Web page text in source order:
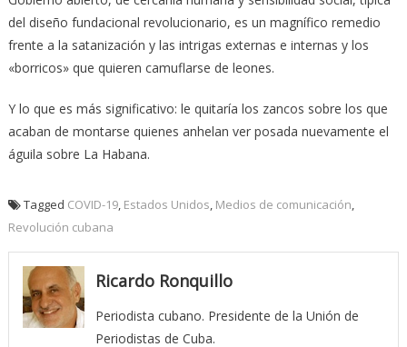
del diseño fundacional revolucionario, es un magnífico remedio
frente a la satanización y las intrigas externas e internas y los
«borricos» que quieren camuflarse de leones.
Y lo que es más significativo: le quitaría los zancos sobre los que
acaban de montarse quienes anhelan ver posada nuevamente el
águila sobre La Habana.
Tagged COVID-19, Estados Unidos, Medios de comunicación,
Revolución cubana
Ricardo Ronquillo
Periodista cubano. Presidente de la Unión de
Periodistas de Cuba.